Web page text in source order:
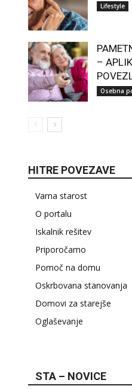
Lifestyle
–
Osebna
HITRE POVEZAVE
Varna starost
O portalu
Iskalnik rešitev
Priporočamo
Pomoč na domu
Oskrbovana stanovanja
Domovi za starejše
Oglaševanje
STA – NOVICE